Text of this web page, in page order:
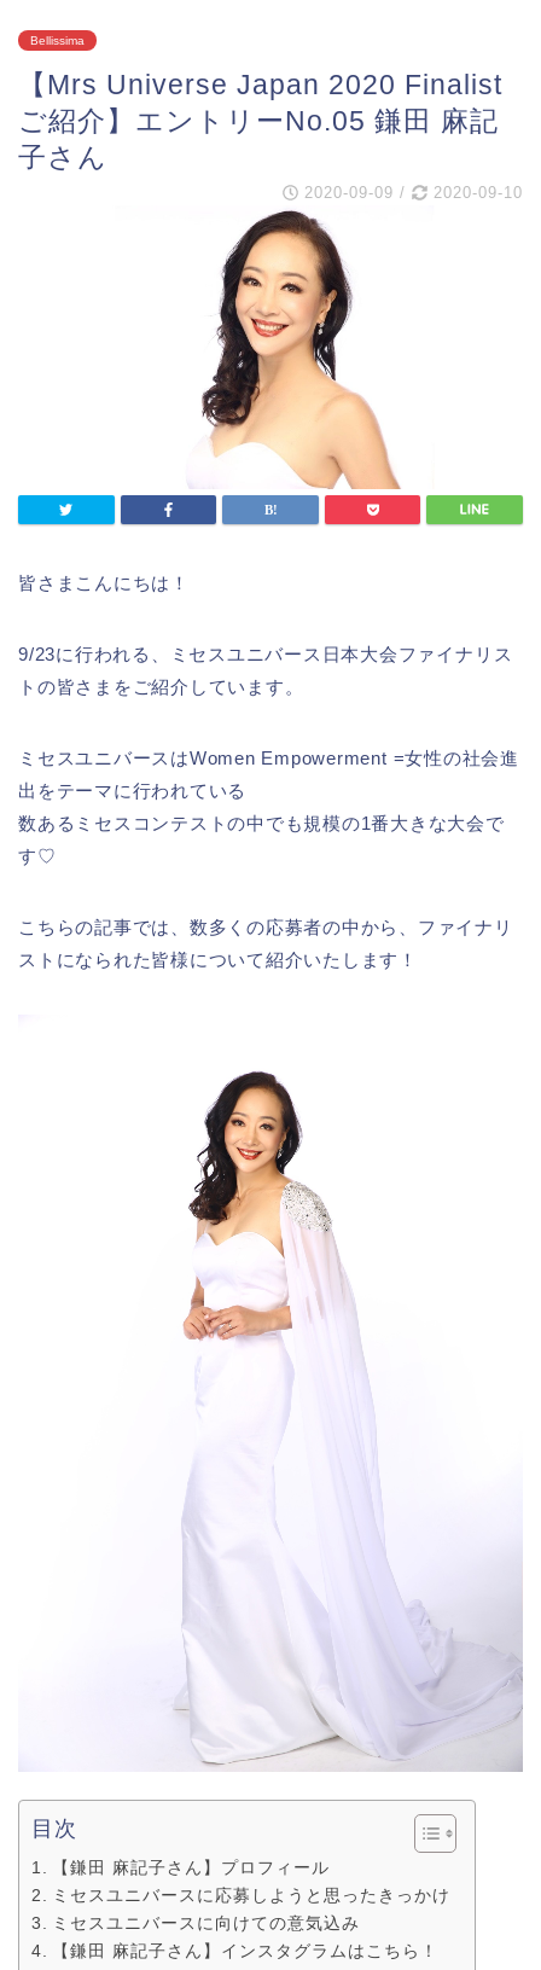
Bellissima
【Mrs Universe Japan 2020 Finalist
ご紹介】エントリーNo.05 鎌田 麻記
子さん
2020-09-09 / 2020-09-10
皆さまこんにちは！
9/23に行われる、ミセスユニバース日本大会ファイナリス
トの皆さまをご紹介しています。
ミセスユニバースはWomen Empowerment =女性の社会進
出をテーマに行われている
数あるミセスコンテストの中でも規模の1番大きな大会で
す♡
こちらの記事では、数多くの応募者の中から、ファイナリ
ストになられた皆様について紹介いたします！
目次
【鎌田 麻記子さん】プロフィール
ミセスユニバースに応募しようと思ったきっかけ
ミセスユニバースに向けての意気込み
【鎌田 麻記子さん】インスタグラムはこちら！